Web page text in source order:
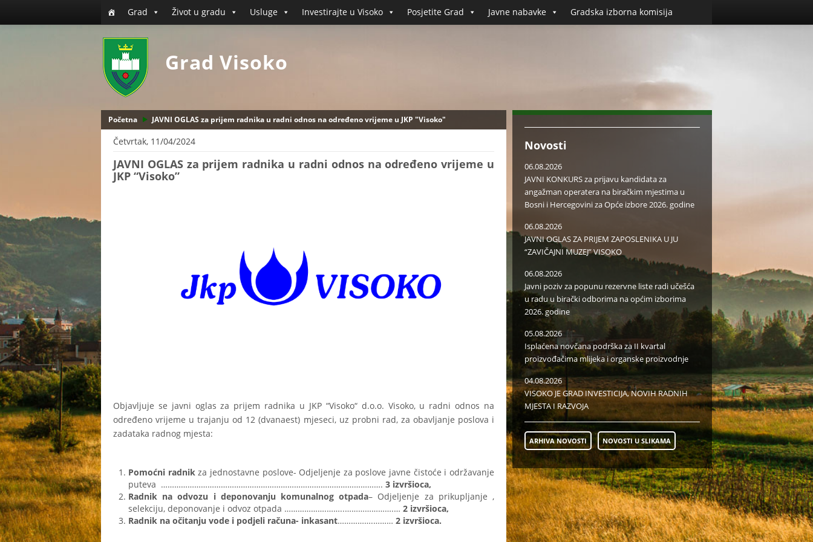
Grad Život u gradu Usluge Investirajte u Visoko Posjetite Grad Javne nabavke Gradska izborna komisija
Grad Visoko
Početna JAVNI OGLAS za prijem radnika u radni odnos na određeno vrijeme u JKP "Visoko"
Četvrtak, 11/04/2024
JAVNI OGLAS za prijem radnika u radni odnos na određeno vrijeme u
JKP “Visoko”
Objavljuje se javni oglas za prijem radnika u JKP “Visoko“ d.o.o. Visoko, u radni odnos na
određeno vrijeme u trajanju od 12 (dvanaest) mjeseci, uz probni rad, za obavljanje poslova i
zadataka radnog mjesta:
Pomoćni radnikza jednostavne poslove- Odjeljenje za poslove javne čistoće i održavanje
puteva ………………………………………………………………………………………. 3 izvršioca,
Radnik na odvozu i deponovanju komunalnog otpada– Odjeljenje za prikupljanje ,
selekciju, deponovanje i odvoz otpada ……………….……..………………….… 2 izvršioca,
Radnik na očitanju vode i podjeli računa- inkasant…………….……… 2 izvršioca.
Novosti
06.08.2026
JAVNI KONKURS za prijavu kandidata za
angažman operatera na biračkim mjestima u
Bosni i Hercegovini za Opće izbore 2026. godine
06.08.2026
JAVNI OGLAS ZA PRIJEM ZAPOSLENIKA U JU
“ZAVIČAJNI MUZEJ” VISOKO
06.08.2026
Javni poziv za popunu rezervne liste radi učešća
u radu u birački odborima na općim izborima
2026. godine
05.08.2026
Isplaćena novčana podrška za II kvartal
proizvođačima mlijeka i organske proizvodnje
04.08.2026
VISOKO JE GRAD INVESTICIJA, NOVIH RADNIH
MJESTA I RAZVOJA
ARHIVA NOVOSTI NOVOSTI U SLIKAMA